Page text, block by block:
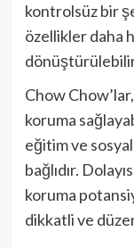
kontrolsüz bir
özellikler daha
Chow
koruma
eğitim ve
bağlıdır.
koruma
dikkatli ve